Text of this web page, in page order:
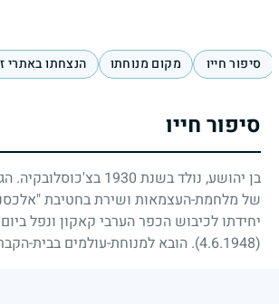
סיפור חייו מקום מנוחתו הנצחתו באתרי
סיפור חייו
בן יהושע, נולד בשנת 1930 בצ'כוסלובקיה.
של מלחמת-העצמאות ושירת בחטיבת
יחידתו לכיבוש הכפר הערבי קאקון ונפל
(4.6.1948)
. הובא למנוחת-עולמים בבית-